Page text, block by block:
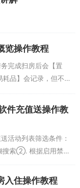
览操作教程
完成扫房后会【置
品】会记录，但不会
录】1.1房务概览数据
，用来查看今日房...
件充值送操作教
活动列表筛选条件：
索②. 根据启用禁用
时禁用修改删除(因为
在使用后活动被更
入住操作教程